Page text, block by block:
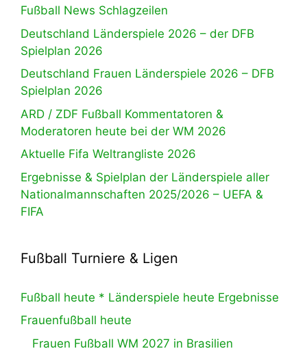
Fußball News Schlagzeilen
Deutschland Länderspiele 2026 – der DFB
Spielplan 2026
Deutschland Frauen Länderspiele 2026 – DFB
Spielplan 2026
ARD / ZDF Fußball Kommentatoren &
Moderatoren heute bei der WM 2026
Aktuelle Fifa Weltrangliste 2026
Ergebnisse & Spielplan der Länderspiele aller
Nationalmannschaften 2025/2026 – UEFA &
FIFA
Fußball Turniere & Ligen
Fußball heute * Länderspiele heute Ergebnisse
Frauenfußball heute
Frauen Fußball WM 2027 in Brasilien